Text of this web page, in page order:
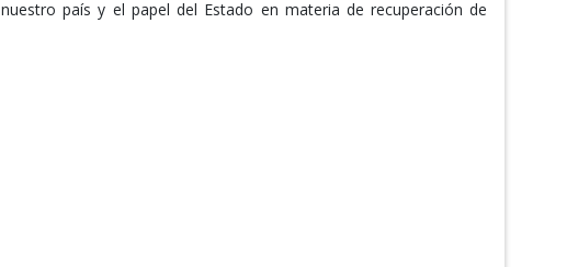
país y el papel del Estado en materia de recuperación de